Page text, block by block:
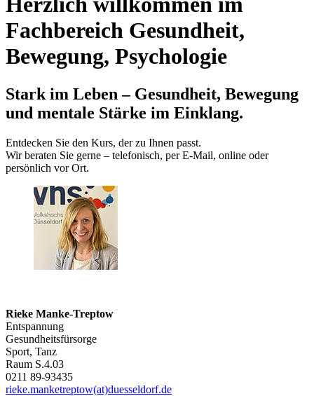
Fachbereich Gesundheit,
Bewegung, Psychologie
Stark im Leben – Gesundheit, Bewegung
und mentale Stärke im Einklang.
Entdecken Sie den Kurs, der zu Ihnen passt.
Wir beraten Sie gerne – telefonisch, per E‑Mail, online oder
persönlich vor Ort.
Rieke Manke-Treptow
Entspannung
Gesundheitsfürsorge
Sport, Tanz
Raum S.4.03
0211 89-93435
rieke.manketreptow(at)duesseldorf.de